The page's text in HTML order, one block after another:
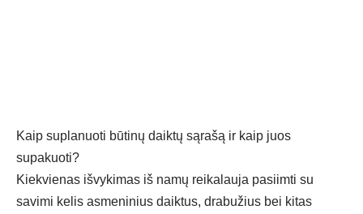
Kaip suplanuoti būtinų daiktų sąrašą ir kaip juos
supakuoti?
Kiekvienas išvykimas iš namų reikalauja pasiimti su
savimi kelis asmeninius daiktus, drabužius bei kitas